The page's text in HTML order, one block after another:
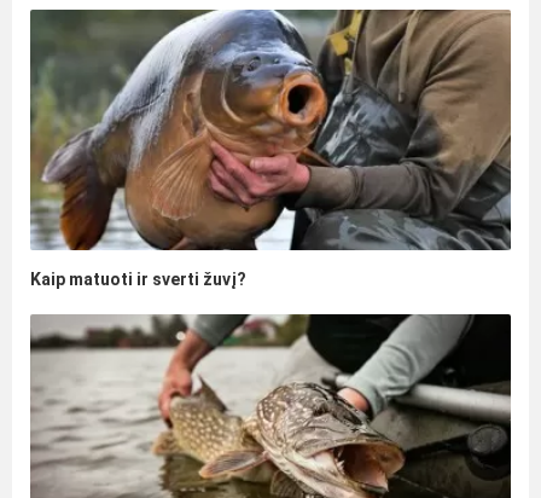
Kaip matuoti ir sverti žuvį?